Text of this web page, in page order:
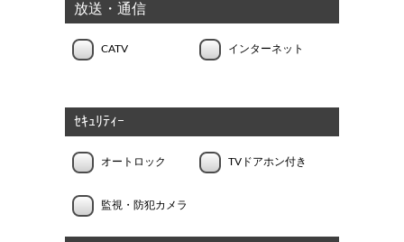
放送・通信
CATV インターネット
ｾｷｭﾘﾃｨｰ
オートロック TVドアホン付き
監視・防犯カメラ